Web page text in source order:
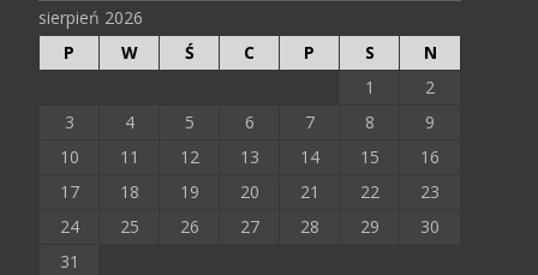
sierpień 2026
P
W Ś C P S
N
1
2
3
4 5 6 7 8
9
10
11 12 13 14 15
16
17
18 19 20 21 22
23
24
25 26 27 28 29
30
31